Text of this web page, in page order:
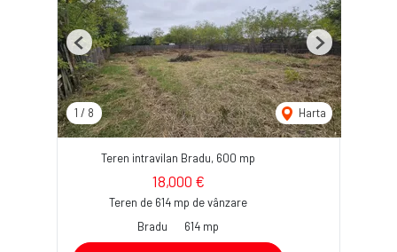
1 / 8 Harta
Previous Next
Teren intravilan Bradu, 600 mp
18,000 €
Teren de 614 mp de vânzare
Bradu
614 mp